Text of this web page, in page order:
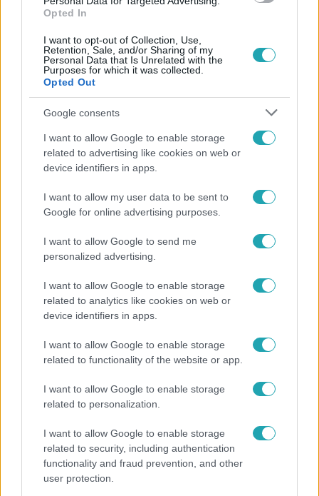
Opted In
I want to opt-out of Collection, Use,
Retention, Sale, and/or Sharing of my
Personal Data that Is Unrelated with the
Purposes for which it was collected.
Opted Out
Google consents
I want to allow Google to enable storage
related to advertising like cookies on web or
device identifiers in apps.
I want to allow my user data to be sent to
Google for online advertising purposes.
I want to allow Google to send me
personalized advertising.
I want to allow Google to enable storage
related to analytics like cookies on web or
device identifiers in apps.
I want to allow Google to enable storage
related to functionality of the website or app.
I want to allow Google to enable storage
related to personalization.
I want to allow Google to enable storage
related to security, including authentication
functionality and fraud prevention, and other
user protection.
Reggeli
Szorcsik Viki: Nekem nem koszos és nem
büdös a munka, egyetlen dolog van, amit nem
szívesen csinálnék
A színésznőnek nincsenek gyermekei, és úgy véli,
hogy a gyerekvállalás nem illik az életébe. Szerinte
a házasság egyfajta rabság, és mindig is a
függetlenség volt számára a legfontosabb.
Érdekességek
Nem szeretne lakáshitelt felvenni, mert az is
egyfajta kötöttség számára.
Gyerekkorát Salgótarjánban töltötte, és mindig
is vonzódott a vidéki élethez.
Ha elérkezik az idő, egy idősek otthonába
költözne, ahol színházi előadásokat szervezne.